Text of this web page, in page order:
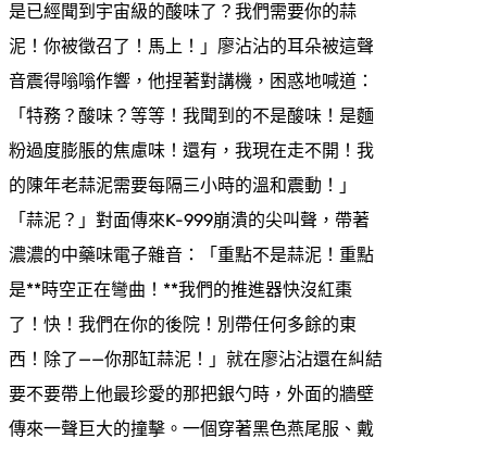
是已經聞到宇宙級的酸味了？我們需要你的蒜
泥！你被徵召了！馬上！」廖沾沾的耳朵被這聲
音震得嗡嗡作響，他捏著對講機，困惑地喊道：
「特務？酸味？等等！我聞到的不是酸味！是麵
粉過度膨脹的焦慮味！還有，我現在走不開！我
的陳年老蒜泥需要每隔三小時的溫和震動！」
「蒜泥？」對面傳來K-999崩潰的尖叫聲，帶著
濃濃的中藥味電子雜音：「重點不是蒜泥！重點
是**時空正在彎曲！**我們的推進器快沒紅棗
了！快！我們在你的後院！別帶任何多餘的東
西！除了——你那缸蒜泥！」就在廖沾沾還在糾結
要不要帶上他最珍愛的那把銀勺時，外面的牆壁
傳來一聲巨大的撞擊。一個穿著黑色燕尾服、戴